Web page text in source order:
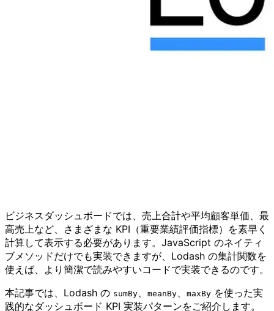
ビジネスダッシュボードでは、売上合計や平均顧客単価、最
高売上など、さまざまな KPI（重要業績評価指標）を素早く
計算して表示する必要があります。JavaScript のネイティ
ブメソッドだけでも実装できますが、Lodash の集計関数を
使えば、より簡潔で読みやすいコードで実装できるのです。
本記事では、Lodash の sumBy、 meanBy、 maxBy を使った実
践的なダッシュボード KPI 実装パターンをご紹介します。